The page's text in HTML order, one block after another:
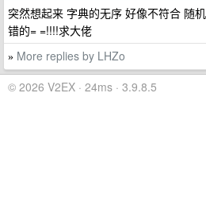
突然想起来 字典的无序 好像不符合 随
错的= =!!!!求大佬
» More replies by LHZo
© 2026 V2EX · 24ms · 3.9.8.5